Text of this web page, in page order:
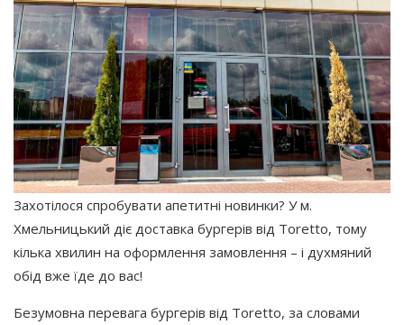
Захотілося спробувати апетитні новинки? У м.
Хмельницький діє доставка бургерів від Toretto, тому
кілька хвилин на оформлення замовлення – і духмяний
обід вже їде до вас!
Безумовна перевага бургерів від Toretto, за словами